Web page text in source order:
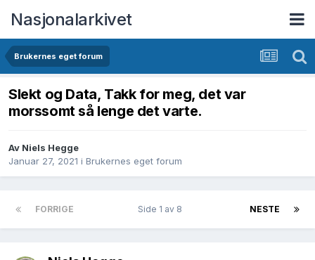
Nasjonalarkivet
Brukernes eget forum
Slekt og Data, Takk for meg, det var
morssomt så lenge det varte.
Av Niels Hegge
Januar 27, 2021 i Brukernes eget forum
FORRIGE NESTE
Side 1 av 8